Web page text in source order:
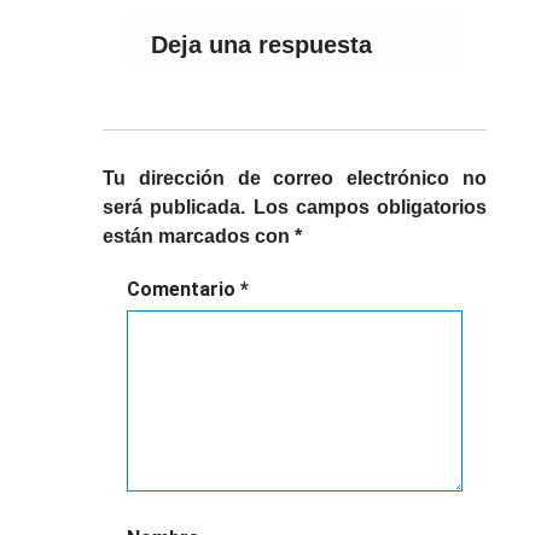
Deja una respuesta
Tu dirección de correo electrónico no
será publicada. Los campos obligatorios
están marcados con *
Comentario *